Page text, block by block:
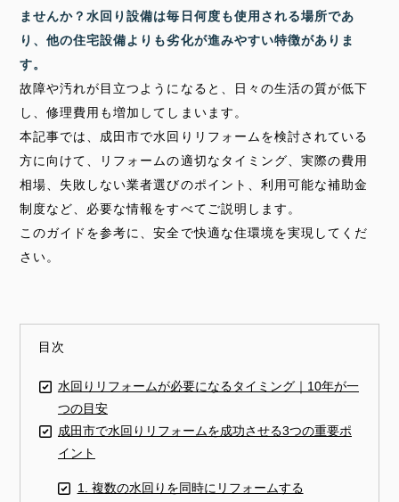
ませんか？水回り設備は毎日何度も使用される場所であ
り、他の住宅設備よりも劣化が進みやすい特徴がありま
す。
故障や汚れが目立つようになると、日々の生活の質が低下
し、修理費用も増加してしまいます。
本記事では、成田市で水回りリフォームを検討されている
方に向けて、リフォームの適切なタイミング、実際の費用
相場、失敗しない業者選びのポイント、利用可能な補助金
制度など、必要な情報をすべてご説明します。
このガイドを参考に、安全で快適な住環境を実現してくだ
さい。
目次
水回りリフォームが必要になるタイミング｜10年が一
つの目安
成田市で水回りリフォームを成功させる3つの重要ポ
イント
1. 複数の水回りを同時にリフォームする